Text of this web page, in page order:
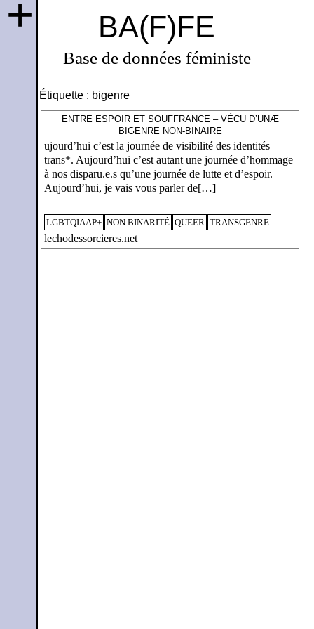
BA(F)FE
Base de données féministe
+
Étiquette : bigenre
ENTRE ESPOIR ET SOUFFRANCE – VÉCU D’UNÆ
BIGENRE NON-BINAIRE
ujourd’hui c’est la journée de visibilité des identités
trans*. Aujourd’hui c’est autant une journée d’hommage
à nos disparu.e.s qu’une journée de lutte et d’espoir.
Aujourd’hui, je vais vous parler de[…]
LGBTQIAAP+ NON BINARITÉ QUEER TRANSGENRE
lechodessorcieres.net